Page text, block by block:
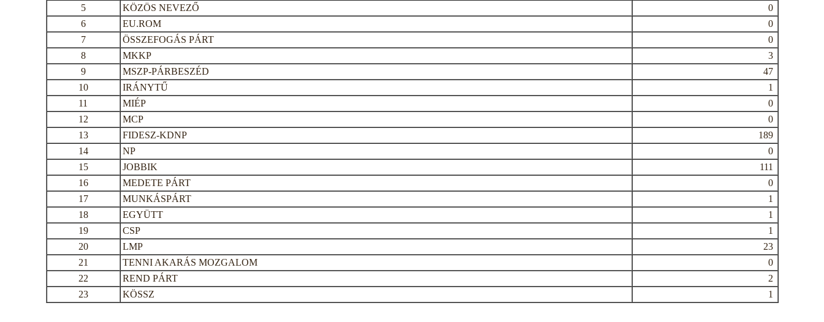
5
KÖZÖS NEVEZŐ
0
6
EU.ROM
0
7
ÖSSZEFOGÁS PÁRT
0
8
MKKP
3
9
MSZP-PÁRBESZÉD
47
10
IRÁNYTŰ
1
11
MIÉP
0
12
MCP
0
13
FIDESZ-KDNP
189
14
NP
0
15
JOBBIK
111
16
MEDETE PÁRT
0
17
MUNKÁSPÁRT
1
18
EGYÜTT
1
19
CSP
1
20
LMP
23
21
TENNI AKARÁS MOZGALOM
0
22
REND PÁRT
2
23
KÖSSZ 1